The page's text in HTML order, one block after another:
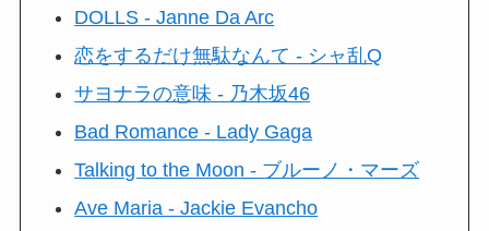
DOLLS - Janne Da Arc
恋をするだけ無駄なんて - シャ乱Q
サヨナラの意味 - 乃木坂46
Bad Romance - Lady Gaga
Talking to the Moon - ブルーノ・マーズ
Ave Maria - Jackie Evancho